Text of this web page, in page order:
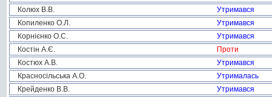
Колюх В.В.
Утримався
Копиленко О.Л.
Утримався
Корнієнко О.С.
Утримався
Костін А.Є.
Проти
Костюх А.В.
Утримався
Красносільська А.О.
Утрималась
Крейденко В.В.
Утримався